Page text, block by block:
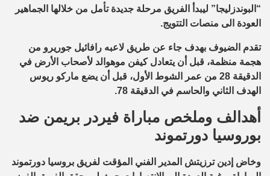
“البوندزليجا” ليبدأ الفريق مرحلة جديدة تأمل من خلالها الجماهير
العودة الى منصات التتويج.
تقدم الضيوف بهدف جاء عن طريق لاعبه رافائيل جوريرو من
هجمة منظمة، قبل أن يتعادل كيفن موهوالد لأصحاب الأرض في
الدقيقة 28 من عمر الشوط الأول، قبل أن يضع ماركو ريوس
الهدف الثاني والحاسم في الدقيقة 78.
أهدالف وملخص مباراة فيردر بريمن ضد
بوروسيا دورتموند
وخاض إدين ترزيتش المدير الفني المؤقت لفريق بروسيا دورتموند